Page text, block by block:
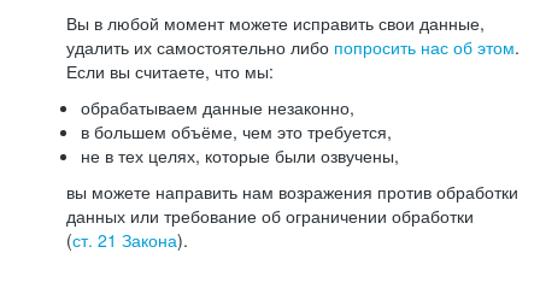
Вы в любой момент можете исправить свои данные,
удалить их самостоятельно либо попросить нас об этом.
Если вы считаете, что мы:
обрабатываем данные незаконно,
в большем объёме, чем это требуется,
не в тех целях, которые были озвучены,
вы можете направить нам возражения против обработки
данных или требование об ограничении обработки
(ст. 21 Закона).